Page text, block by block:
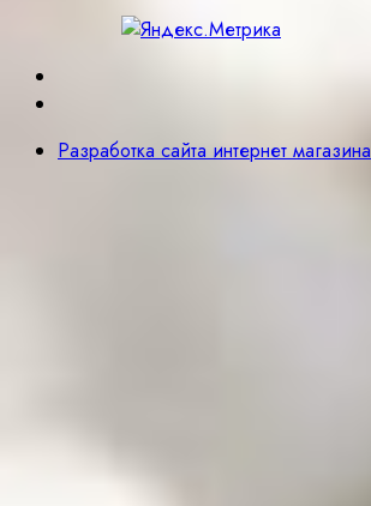
Разработка сайта интернет магазина